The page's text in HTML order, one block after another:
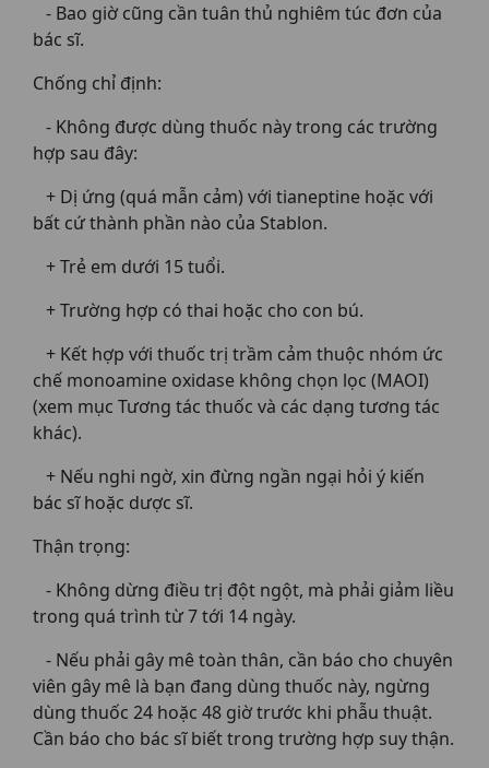
- Bao giờ cũng cần tuân thủ nghiêm túc đơn của
bác sĩ.
Chống chỉ định:
- Không được dùng thuốc này trong các trường
hợp sau đây:
+ Dị ứng (quá mẫn cảm) với tianeptine hoặc với
bất cứ thành phần nào của Stablon.
+ Trẻ em dưới 15 tuổi.
+ Trường hợp có thai hoặc cho con bú.
+ Kết hợp với thuốc trị trầm cảm thuộc nhóm ức
chế monoamine oxidase không chọn lọc (MAOI)
(xem mục Tương tác thuốc và các dạng tương tác
khác).
+ Nếu nghi ngờ, xin đừng ngần ngại hỏi ý kiến
bác sĩ hoặc dược sĩ.
Thận trọng:
- Không dừng điều trị đột ngột, mà phải giảm liều
trong quá trình từ 7 tới 14 ngày.
- Nếu phải gây mê toàn thân, cần báo cho chuyên
viên gây mê là bạn đang dùng thuốc này, ngừng
dùng thuốc 24 hoặc 48 giờ trước khi phẫu thuật.
Cần báo cho bác sĩ biết trong trường hợp suy thận.